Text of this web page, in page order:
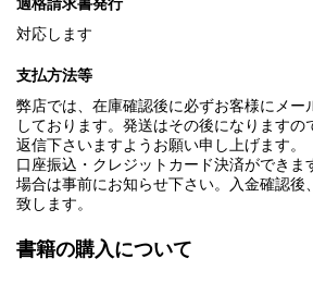
適格請求書発行
対応します
支払方法等
弊店では、在庫確認後に必ずお客様にメー
しております。発送はその後になりますの
返信下さいますようお願い申し上げます。
口座振込・クレジットカード決済ができま
場合は事前にお知らせ下さい。入金確認後
致します。
書籍の購入について